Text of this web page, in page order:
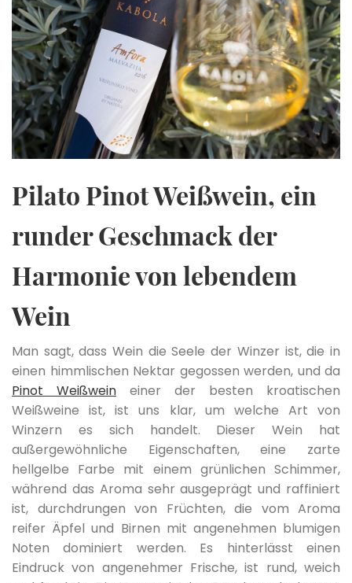
Pilato Pinot Weißwein, ein
runder Geschmack der
Harmonie von lebendem
Wein
Man sagt, dass Wein die Seele der Winzer ist, die in
einen himmlischen Nektar gegossen werden, und da
Pinot Weißwein einer der besten kroatischen
Weißweine ist, ist uns klar, um welche Art von
Winzern es sich handelt. Dieser Wein hat
außergewöhnliche Eigenschaften, eine zarte
hellgelbe Farbe mit einem grünlichen Schimmer,
während das Aroma sehr ausgeprägt und raffiniert
ist, durchdrungen von Früchten, die vom Aroma
reifer Äpfel und Birnen mit angenehmen blumigen
Noten dominiert werden. Es hinterlässt einen
Eindruck von angenehmer Frische, ist rund, weich